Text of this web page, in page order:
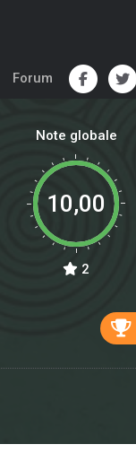
Forum
Note globale
10,00
2